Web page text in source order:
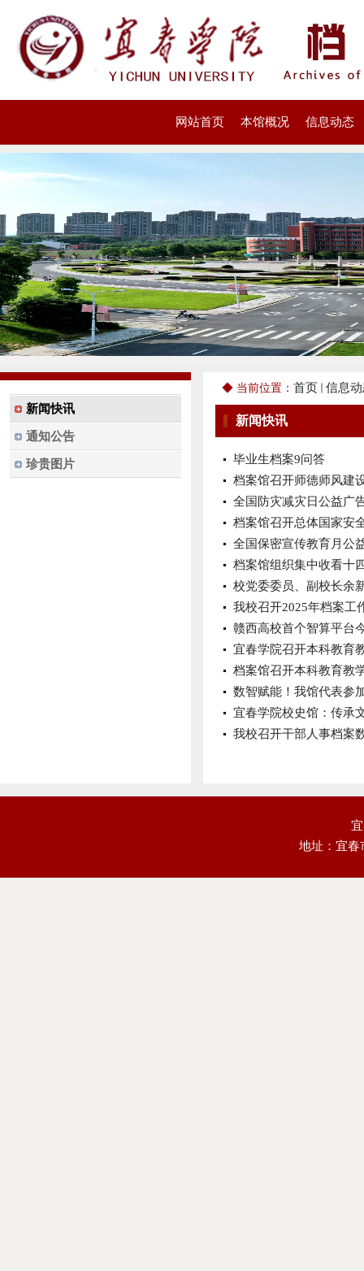
网站首页 本馆概况 信息动态
新闻快讯
通知公告
珍贵图片
◆ 当前位置： 首页 信息
新闻快讯
毕业生档案9问答
档案馆召开师德师风建
全国防灾减灾日公益广
档案馆召开总体国家安
全国保密宣传教育月公
档案馆组织集中收看十
校党委委员、副校长余
我校召开2025年档案工
赣西高校首个智算平台
宜春学院召开本科教育
档案馆召开本科教育教
数智赋能！我馆代表参
宜春学院校史馆：传承
我校召开干部人事档案
地址：宜